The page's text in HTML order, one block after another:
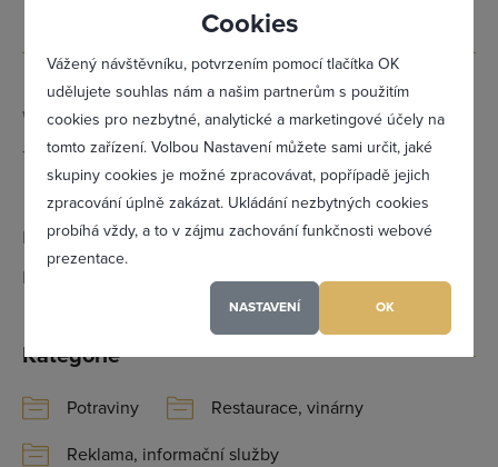
Cookies
Vážený návštěvníku, potvrzením pomocí tlačítka OK
udělujete souhlas nám a našim partnerům s použitím
cookies pro nezbytné, analytické a marketingové účely na
tomto zařízení. Volbou Nastavení můžete sami určit, jaké
skupiny cookies je možné zpracovávat, popřípadě jejich
zpracování úplně zakázat. Ukládání nezbytných cookies
probíhá vždy, a to v zájmu zachování funkčnosti webové
prezentace.
NASTAVENÍ OK
Web:
www.catfe-kocicarna.cz
Telefon:
602 220 006
774 453 220
Email:
info@catfe-kocicarna.cz
IČ:
07083904
Kategorie
Potraviny Restaurace, vinárny
Reklama, informační služby
Zapomněl(a) jsem heslo
Registrovat se
Maximální zviditelnění ve výpisu firem
Profesionální přístup k Vám i Vaší firmě
Vždy aktuální prezentace Vaší firmy